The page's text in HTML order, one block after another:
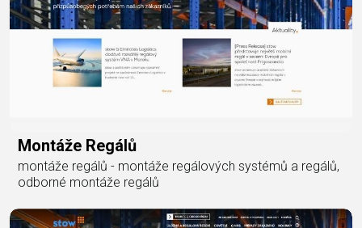
Montáže Regálů
montáže regálů - montáže regálových systémů a regálů,
odborné montáže regálů